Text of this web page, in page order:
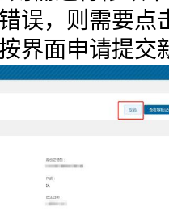
误，则需要点
界面申请提交